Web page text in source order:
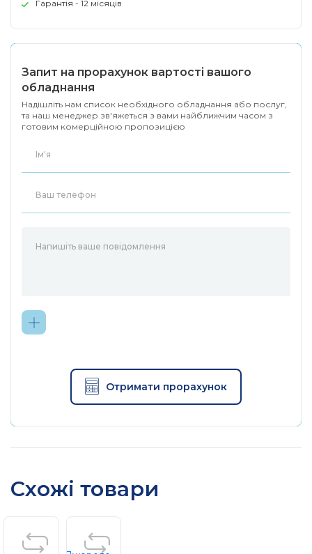
Гарантія - 12 місяців
Запит на прорахунок вартості вашого
обладнання
Надішліть нам список необхідного обладнання або послуг,
та наш менеджер зв'яжеться з вами найближчим часом з
готовим комерційною пропозицією
Отримати прорахунок
Схожі товари